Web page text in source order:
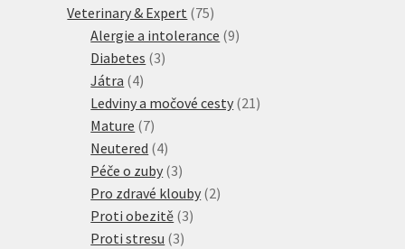
Veterinary & Expert 7575
produktů
Alergie a intolerance 99
Diabetes 33
Játra 44
produkty
Ledviny a močové cesty 21 21
Mature 77
produktů
Neutered 44
produkty
Péče o zuby 33
produkty
Pro zdravé klouby 22
Proti obezitě 33
Proti stresu 33